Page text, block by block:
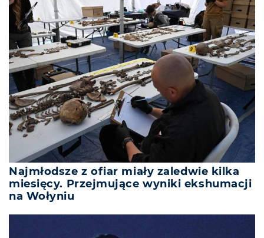
Najmłodsze z ofiar miały zaledwie kilka
miesięcy. Przejmujące wyniki ekshumacji
na Wołyniu